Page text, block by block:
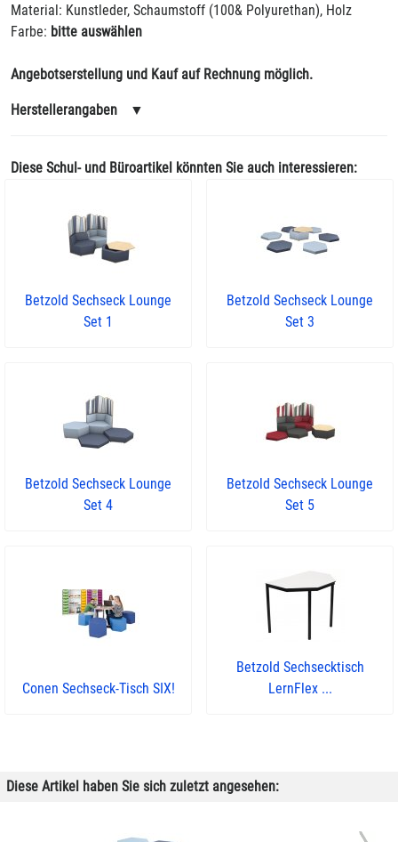
Material: Kunstleder, Schaumstoff (100& Polyurethan), Holz
Farbe: bitte auswählen
Angebotserstellung und Kauf auf Rechnung möglich.
Herstellerangaben ▼
Diese Schul- und Büroartikel könnten Sie auch interessieren:
Betzold Sechseck Lounge
Set 1
Betzold Sechseck Lounge
Set 3
Betzold Sechseck Lounge
Set 4
Betzold Sechseck Lounge
Set 5
Conen Sechseck-Tisch SIX!
Betzold Sechsecktisch
LernFlex ...
Diese Artikel haben Sie sich zuletzt angesehen: